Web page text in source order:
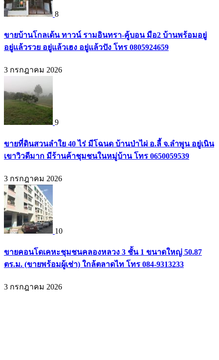
8
ขายบ้านโกลเด้น ทาวน์ รามอินทรา-คู้บอน มือ2 บ้านพร้อมอยู่
อยู่แล้วรวย อยู่แล้วเฮง อยู่แล้วปัง โทร 0805924659
3 กรกฎาคม 2026
9
ขายที่ดินสวนลำใย 40 ไร่ มีโฉนด บ้านป่าไผ่ อ.ลี้ จ.ลำพูน อยู่เนิน
เขาวิวดีมาก มีร้านค้าชุมชนในหมู่บ้าน โทร 0650059539
3 กรกฎาคม 2026
10
ขายคอนโดเคหะชุมชนคลองหลวง 3 ชั้น 1 ขนาดใหญ่ 50.87
ตร.ม. (ขายพร้อมผู้เช่า) ใกล้ตลาดไท โทร 084-9313233
3 กรกฎาคม 2026